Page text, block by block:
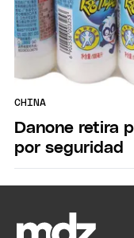
CHINA
Danone retira
por seguridad